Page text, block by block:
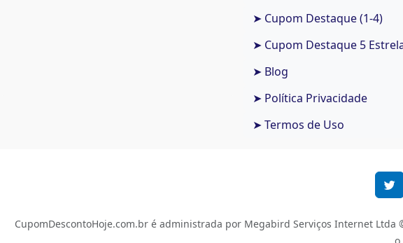
➤ Cupom Destaque (1-4)
➤ Cupom Destaque 5
➤ Blog
➤ Política Privacidade
➤ Termos de Uso
CupomDescontoHoje.com.br é administrada por Megabird Serviços Internet Ltda